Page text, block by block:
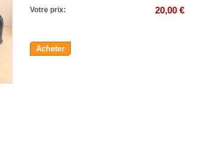
Votre prix: 20,00 €
Acheter